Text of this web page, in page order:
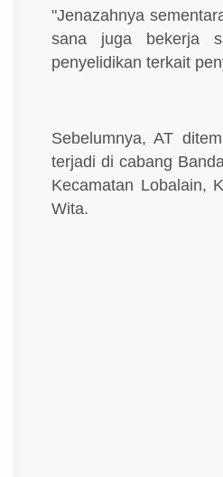
"Jenazahnya
sana juga bekerja
penyelidikan terkait
Sebelumnya, AT
terjadi di cabang
Kecamatan Lobalain,
Wita.